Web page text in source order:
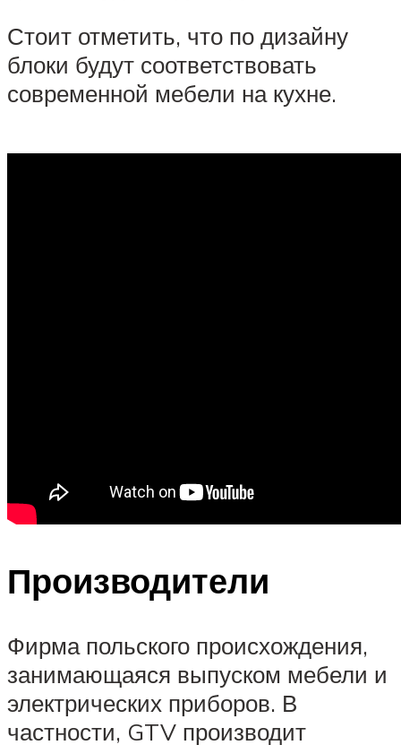
Стоит отметить, что по дизайну
блоки будут соответствовать
современной мебели на кухне.
Производители
Фирма польского происхождения,
занимающаяся выпуском мебели и
электрических приборов. В
частности, GTV производит